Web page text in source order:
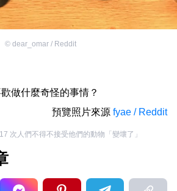
© dear_omar / Reddit
做什麼奇怪的事情？
預覽照片來源 fyae / Reddit
17 次人們不得不接受他們的動物「變壞了」